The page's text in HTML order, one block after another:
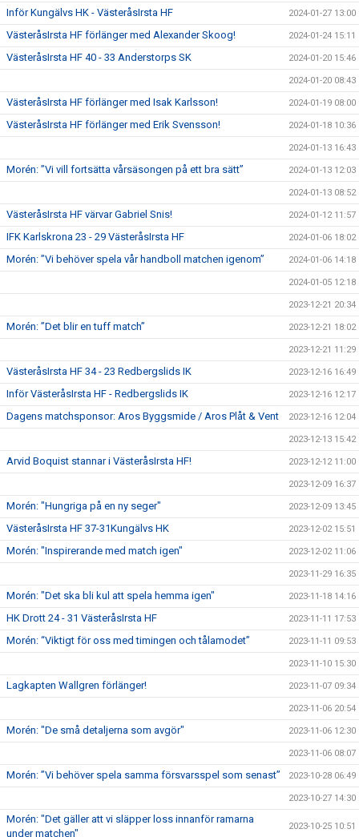
Inför Kungälvs HK - VästeråsIrsta HF 2024-01-27 13:00
VästeråsIrsta HF förlänger med Alexander Skoog! 2024-01-24 15:11
VästeråsIrsta HF 40 - 33 Anderstorps SK 2024-01-20 15:46
2024-01-20 08:43
VästeråsIrsta HF förlänger med Isak Karlsson! 2024-01-19 08:00
VästeråsIrsta HF förlänger med Erik Svensson! 2024-01-18 10:36
2024-01-13 16:43
Morén: ”Vi vill fortsätta vårsäsongen på ett bra sätt” 2024-01-13 12:03
2024-01-13 08:52
VästeråsIrsta HF värvar Gabriel Snis! 2024-01-12 11:57
IFK Karlskrona 23 - 29 VästeråsIrsta HF 2024-01-06 18:02
Morén: ”Vi behöver spela vår handboll matchen igenom” 2024-01-06 14:18
2024-01-05 12:18
2023-12-21 20:34
Morén: ”Det blir en tuff match” 2023-12-21 18:02
2023-12-21 11:29
VästeråsIrsta HF 34 - 23 Redbergslids IK 2023-12-16 16:49
Inför VästeråsIrsta HF - Redbergslids IK 2023-12-16 12:17
Dagens matchsponsor: Aros Byggsmide / Aros Plåt & Vent 2023-12-16 12:04
2023-12-13 15:42
Arvid Boquist stannar i VästeråsIrsta HF! 2023-12-12 11:00
2023-12-09 16:37
Morén: "Hungriga på en ny seger" 2023-12-09 13:45
VästeråsIrsta HF 37-31Kungälvs HK 2023-12-02 15:51
Morén: "Inspirerande med match igen" 2023-12-02 11:06
2023-11-29 16:35
Morén: "Det ska bli kul att spela hemma igen" 2023-11-18 14:16
HK Drott 24 - 31 VästeråsIrsta HF 2023-11-11 17:53
Morén: “Viktigt för oss med timingen och tålamodet” 2023-11-11 09:53
2023-11-10 15:30
Lagkapten Wallgren förlänger! 2023-11-07 09:34
2023-11-06 20:54
Morén: "De små detaljerna som avgör" 2023-11-06 12:30
2023-11-06 08:07
Morén: ”Vi behöver spela samma försvarsspel som senast” 2023-10-28 06:49
2023-10-27 14:30
Morén: "Det gäller att vi släpper loss innanför ramarna
under matchen"
2023-10-25 10:51